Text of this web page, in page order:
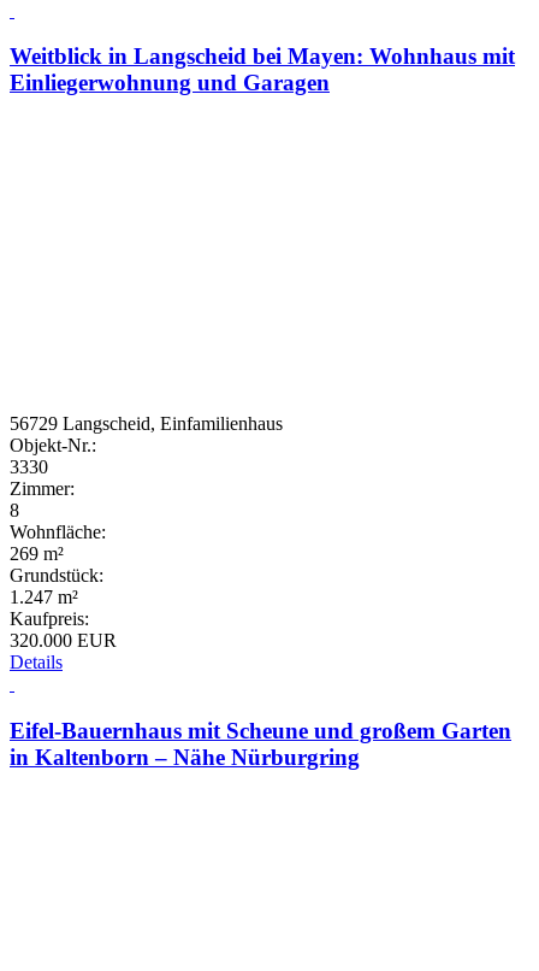
Weitblick in Langscheid bei Mayen: Wohnhaus mit
Einliegerwohnung und Garagen
56729 Langscheid, Einfamilienhaus
Objekt-Nr.:
3330
Zimmer:
8
Wohnfläche:
269 m²
Grundstück:
1.247 m²
Kaufpreis:
320.000 EUR
Details
Eifel-Bauernhaus mit Scheune und großem Garten
in Kaltenborn – Nähe Nürburgring